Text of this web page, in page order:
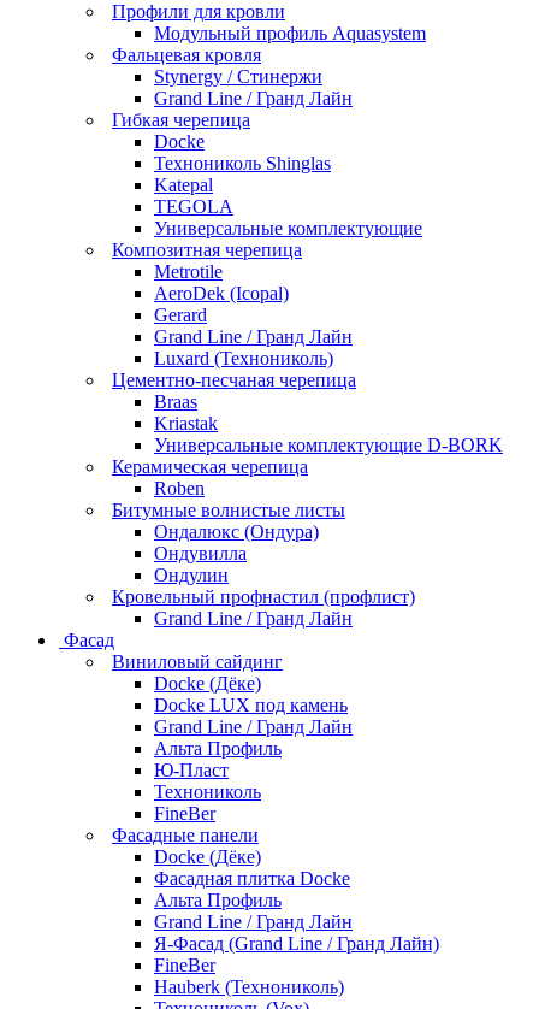
Профили для кровли
Модульный профиль Aquasystem
Фальцевая кровля
Stynergy / Стинержи
Grand Line / Гранд Лайн
Гибкая черепица
Docke
Технониколь Shinglas
Katepal
TEGOLA
Универсальные комплектующие
Композитная черепица
Metrotile
AeroDek (Icopal)
Gerard
Grand Line / Гранд Лайн
Luxard (Технониколь)
Цементно-песчаная черепица
Braas
Kriastak
Универсальные комплектующие D-BORK
Керамическая черепица
Roben
Битумные волнистые листы
Ондалюкс (Ондура)
Ондувилла
Ондулин
Кровельный профнастил (профлист)
Grand Line / Гранд Лайн
Фасад
Виниловый сайдинг
Docke (Дёке)
Docke LUX под камень
Grand Line / Гранд Лайн
Альта Профиль
Ю-Пласт
Технониколь
FineBer
Фасадные панели
Docke (Дёке)
Фасадная плитка Docke
Альта Профиль
Grand Line / Гранд Лайн
Я-Фасад (Grand Line / Гранд Лайн)
FineBer
Hauberk (Технониколь)